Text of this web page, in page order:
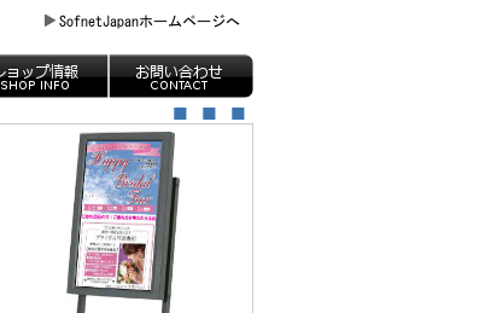
■
■
■